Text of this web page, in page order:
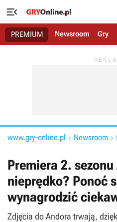

PREMIUM Newsroom Gry
www.gry-online.pl  Newsroom 
Premiera 2.
nieprędko? Ponoć
wynagrodzić
Zdjęcia do Andora trwają,